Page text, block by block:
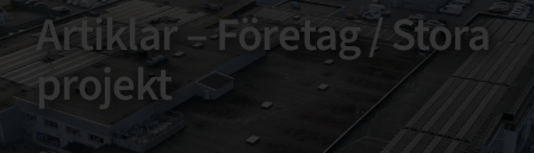
BRF
Lantbruk
Artiklar – Företag / Stora
projekt